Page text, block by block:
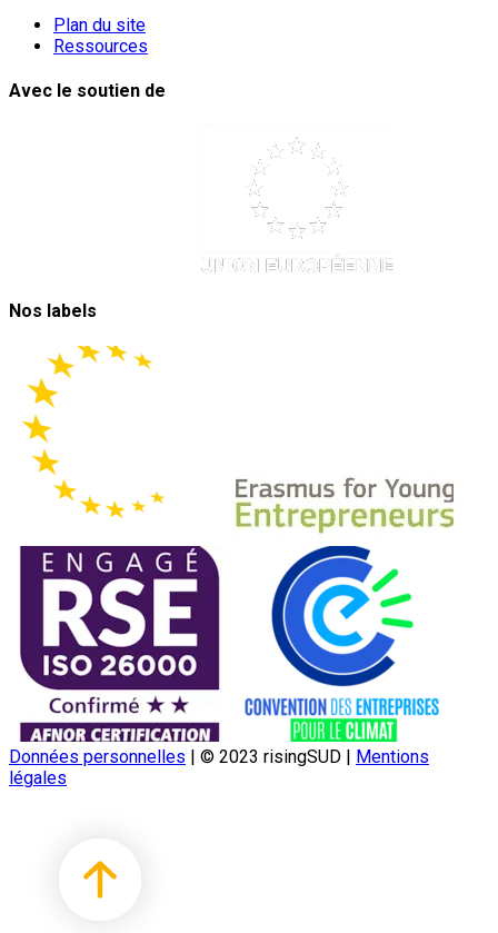
Plan du site
Ressources
Avec le soutien de
Nos labels
Données personnelles | © 2023 risingSUD | Mentions
légales